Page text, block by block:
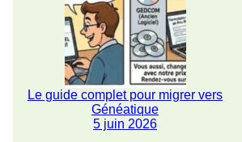
Le guide complet pour migrer vers
Généatique
5 juin 2026